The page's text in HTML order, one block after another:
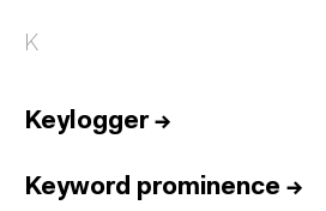
K
Keylogger→
Keyword prominence →